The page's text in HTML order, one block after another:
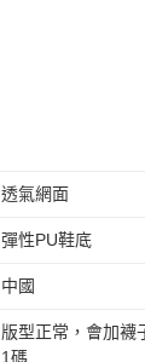
透氣網面
彈性PU鞋底
中國
版型正常，會加襪
1碼